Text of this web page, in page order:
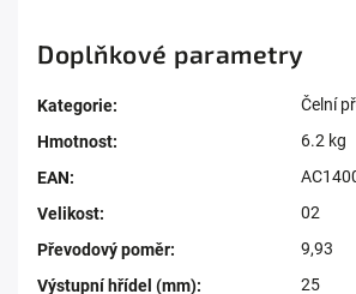
Doplňkové parametry
Kategorie:
Čelní
Hmotnost:
6.2 kg
EAN:
Velikost:
02
Převodový poměr:
9,93
Výstupní hřídel (mm):
25